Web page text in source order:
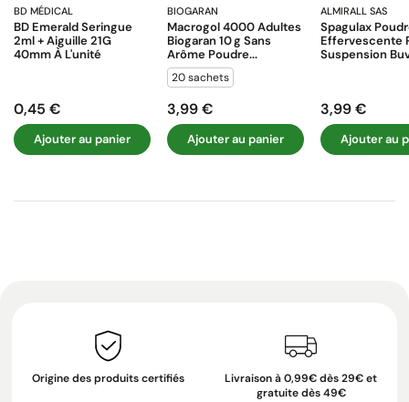
BD MÉDICAL
BD Emerald Seringue
2ml + Aiguille 21G
40mm À L'unité
Prix
0,45 €
Ajouter au panier
BIOGARAN
Macrogol 4000 Adultes
Biogaran 10 G Sans
Arôme Poudre...
20 sachets
Prix
3,99 €
Ajouter au panier
ALMIRALL SAS
Spagulax
Effervescente
Suspension
Prix
3,99 €
Ajouter au
Origine des produits certifiés
Livraison à 0,99€ dès 29€ et
gratuite dès 49€